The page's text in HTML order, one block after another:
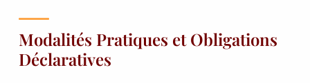
Modalités Pratiques et Obligations
Déclaratives